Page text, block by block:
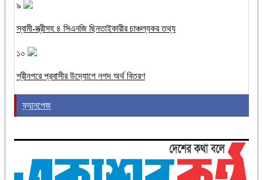
৯
স্বামী-স্ত্রীসহ ৪ সিএনজি ছিনতাইকারীর চাঞ্চল্যকর তথ্য
১০
শ্রীনগরে প্রবাসীর উদ্যোগে নগদ অর্থ বিতরণ
ফ্যানপেজ